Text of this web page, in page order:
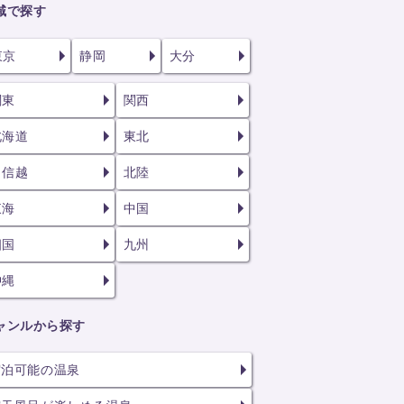
で探す
京 静岡 大分
関西
道 東北
越 北陸
中国
九州
ンルから探す
可能の温泉